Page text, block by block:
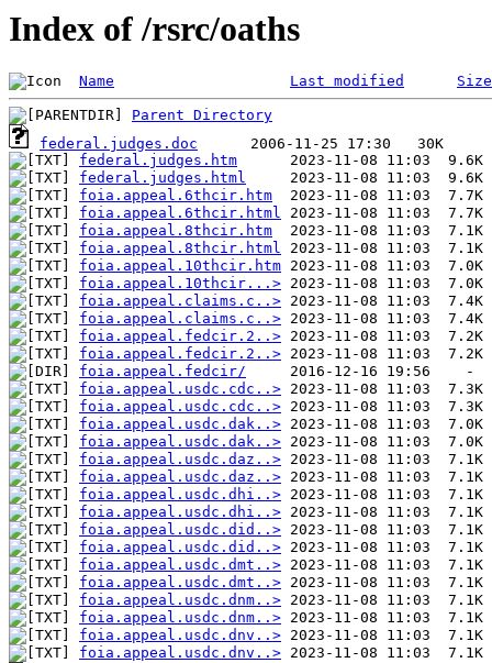
Index of /rsrc/oaths
Name Last modified Size
Parent Directory
federal.judges.doc
federal.judges.htm
federal.judges.html
foia.appeal.6thcir.htm
foia.appeal.6thcir.html
foia.appeal.8thcir.htm
foia.appeal.8thcir.html
foia.appeal.10thcir.htm
foia.appeal.10thcir...>
foia.appeal.claims.c..>
foia.appeal.claims.c..>
foia.appeal.fedcir.2..>
foia.appeal.fedcir.2..>
foia.appeal.fedcir/
foia.appeal.usdc.cdc..>
foia.appeal.usdc.cdc..>
foia.appeal.usdc.dak..>
foia.appeal.usdc.dak..>
foia.appeal.usdc.daz..>
foia.appeal.usdc.daz..>
foia.appeal.usdc.dhi..>
foia.appeal.usdc.dhi..>
foia.appeal.usdc.did..>
foia.appeal.usdc.did..>
foia.appeal.usdc.dmt..>
foia.appeal.usdc.dmt..>
foia.appeal.usdc.dnm..>
foia.appeal.usdc.dnm..>
foia.appeal.usdc.dnv..>
foia.appeal.usdc.dnv..>